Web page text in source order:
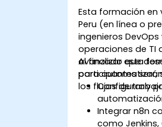
Esta formación en
Peru (en línea o
ingenieros
operaciones de TI
avanzado que
para automatizar,
los flujos de
Al finalizar esta
participantes
Configurar y
Integrar n8n
como Jenkins,